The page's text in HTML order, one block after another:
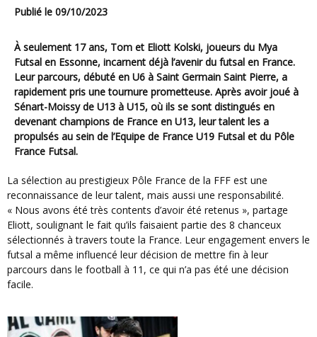
Publié le 09/10/2023
À seulement 17 ans, Tom et Eliott Kolski, joueurs du Mya
Futsal en Essonne, incarnent déjà l’avenir du futsal en France.
Leur parcours, débuté en U6 à Saint Germain Saint Pierre, a
rapidement pris une tournure prometteuse. Après avoir joué à
Sénart-Moissy de U13 à U15, où ils se sont distingués en
devenant champions de France en U13, leur talent les a
propulsés au sein de l’Equipe de France U19 Futsal et du Pôle
France Futsal.
La sélection au prestigieux Pôle France de la FFF est une
reconnaissance de leur talent, mais aussi une responsabilité.
« Nous avons été très contents d’avoir été retenus », partage
Eliott, soulignant le fait qu’ils faisaient partie des 8 chanceux
sélectionnés à travers toute la France. Leur engagement envers le
futsal a même influencé leur décision de mettre fin à leur
parcours dans le football à 11, ce qui n’a pas été une décision
facile.